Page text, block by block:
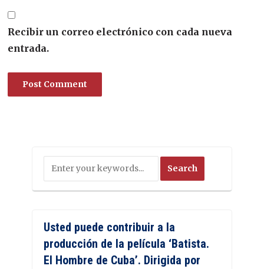
Recibir un correo electrónico con cada nueva
entrada.
Usted puede contribuir a la
producción de la película ‘Batista.
El Hombre de Cuba’. Dirigida por